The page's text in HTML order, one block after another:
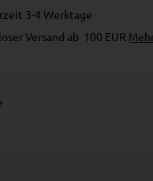
3-4 Werktage
Versand ab 100 EUR